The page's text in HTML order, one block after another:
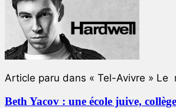
Article paru dans « Tel-Avivre » Le
Beth Yacov : une école juive,